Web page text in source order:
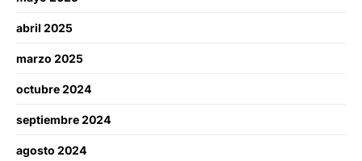
abril 2025
marzo 2025
octubre 2024
septiembre 2024
agosto 2024